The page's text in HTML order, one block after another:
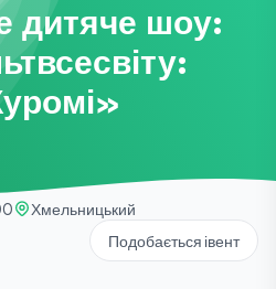
дитяче шоу:
Хмельницький
Подобається івент